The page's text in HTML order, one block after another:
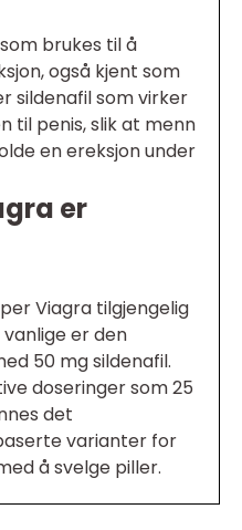
brukes til å
også kjent som
sildenafil som virker
til penis, slik at menn
en ereksjon under
er
Viagra tilgjengelig
er den
50 mg sildenafil.
doseringer som 25
det
varianter for
å svelge piller.